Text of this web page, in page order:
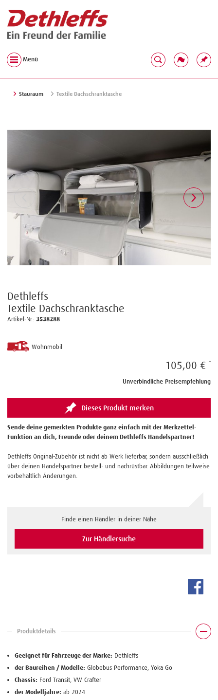
Menü
Stauraum Textile Dachschranktasche
Dethleffs
Textile Dachschranktasche
Artikel-Nr.: 3538288
Wohnmobil
105,00 €
Unverbindliche Preisempfehlung
Dieses Produkt merken
Sende deine gemerkten Produkte ganz einfach mit der Merkzettel-
Funktion an dich, Freunde oder deinem Dethleffs Handelspartner!
Dethleffs Original-Zubehör ist nicht ab Werk lieferbar, sondern ausschließlich
über deinen Handelspartner bestell- und nachrüstbar. Abbildungen teilweise
vorbehaltlich Änderungen.
Finde einen Händler in deiner Nähe
Zur Händlersuche
Produktdetails
Geeignet für Fahrzeuge der Marke: Dethleffs
der Baureihen / Modelle: Globebus Performance, Yoka Go
Chassis: Ford Transit, VW Crafter
der Modelljahre: ab 2024